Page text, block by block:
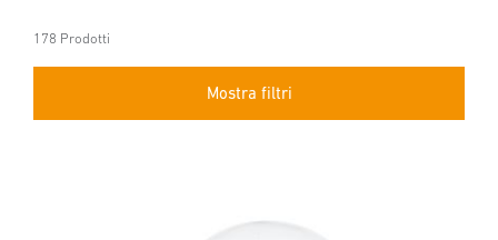
178 Prodotti
Mostra filtri